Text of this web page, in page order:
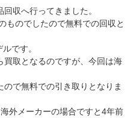
収へ行ってきました。
ものでしたので無料での回収と
です。
買取となるのですが、今回は海
で無料での引き取りとなりま
外メーカーの場合ですと4年前